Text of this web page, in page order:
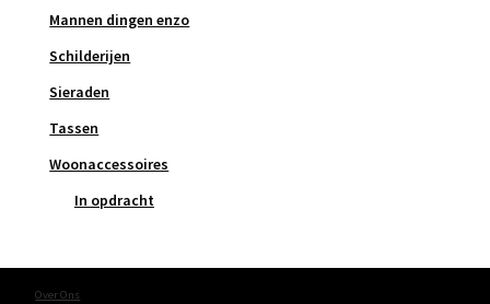
Mannen dingen enzo
Schilderijen
Sieraden
Tassen
Woonaccessoires
In opdracht
Over Ons